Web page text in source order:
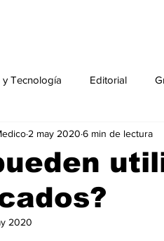
y Tecnología Editorial
Agenda Sección
especial Ciencia y
2 may 2020 6 min de lectura
2020